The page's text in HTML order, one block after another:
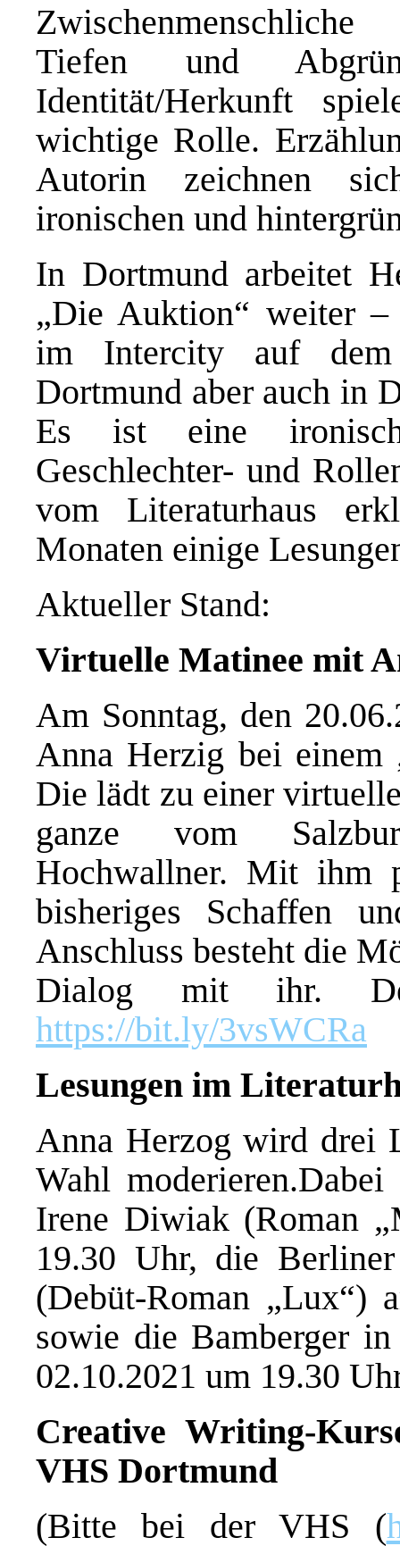
Tiefen und
Identität/Herkunft
wichtige Rolle.
Autorin zeichnen
ironischen und
In Dortmund arbeitet
„Die Auktion“ weiter –
im Intercity auf
Dortmund aber auch in
Es ist eine
Geschlechter- und
vom Literaturhaus
Monaten einige
Aktueller Stand:
Virtuelle Matinee mit
Am Sonntag, den
Anna Herzig bei einem
Die lädt zu einer
ganze vom
Hochwallner. Mit ihm
bisheriges Schaffen
Anschluss besteht die
Dialog mit ihr.
https://bit.ly/3vsWCRa
Lesungen im
Anna Herzog wird drei
Wahl
Irene Diwiak (Roman
19.30 Uhr, die
(Debüt-Roman „Lux“)
sowie die Bamberger
02.10.2021 um 19.30
Creative Writing-
VHS Dortmund
(Bitte bei der VHS (